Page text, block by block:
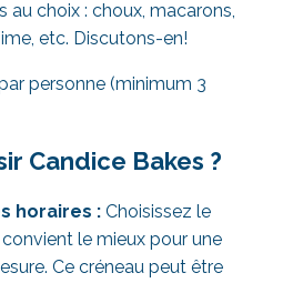
au choix : choux, macarons,
etc. Discutons-en!
personne (minimum 3
Candice Bakes ?
horaires : Choisissez le
le mieux pour une
Ce créneau peut être